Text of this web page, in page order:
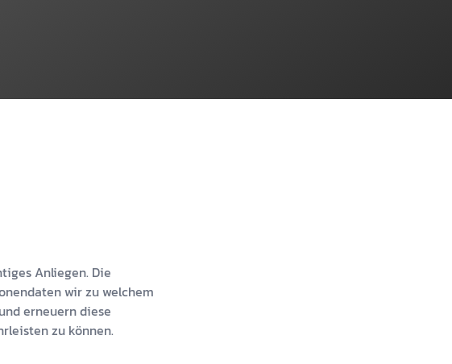
Anliegen. Die
wir zu welchem
erneuern diese
zu können.